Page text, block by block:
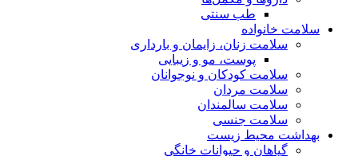
طب سنتی
سلامت خانواده
سلامت زنان، زایمان و بارداری
پوست، مو و زیبایی
سلامت کودکان و نوجوانان
سلامت مردان
سلامت سالمندان
سلامت جنسی
بهداشت محیط زیست
گیاهان و حیوانات خانگی